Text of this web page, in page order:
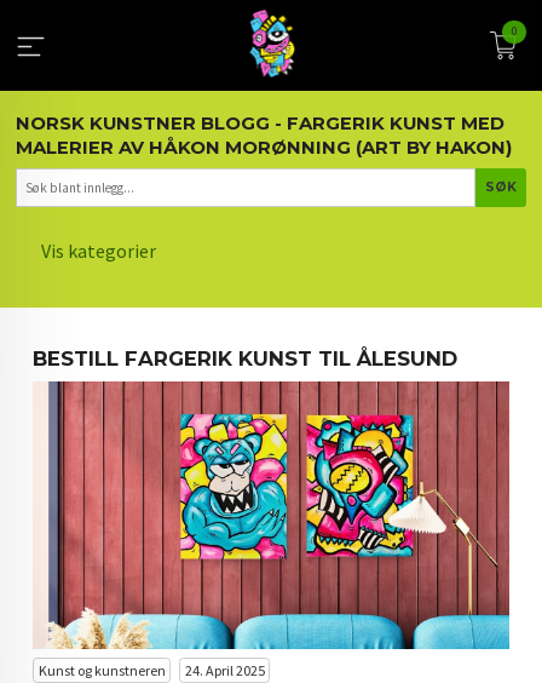
innholdet
0
NORSK KUNSTNER BLOGG - FARGERIK KUNST MED
MALERIER AV HÅKON MORØNNING (ART BY HAKON)
Vis kategorier
KUNST OG KUNSTNEREN
MALERIER BLOGG
ARTIKLER OM KUNST
INTERIØR OG KUNST
KUNST INVESTERING
KUNSTSTILER
FARGETEORI
BESTILL FARGERIK KUNST TIL ÅLESUND
Kunst og kunstneren 24. April 2025